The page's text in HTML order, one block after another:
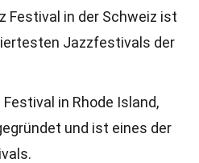
Festival in der Schweiz ist
Jazzfestivals der
in Rhode Island,
und ist eines der